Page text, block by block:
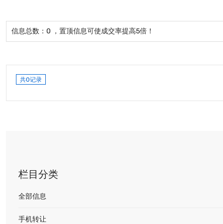
栏目分类
全部信息
手机转让
信息总数： 0 ，置顶信息可使成交率提高5倍！
共0记录